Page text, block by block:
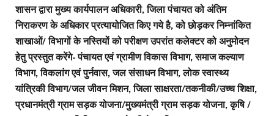
शासन द्वारा मुख्य कार्यपालन अधिकारी, जिला पंचायत को अंतिम
निराकरण के अधिकार प्रत्यायोजित किए गये है, को छोड़कर निम्नांकित
शाखाओं/ विभागों के नस्तियों को परीक्षण उपरांत कलेक्टर को अनुमोदन
हेतु प्रस्तुत करेंगे- पंचायत एवं ग्रामीण विकास विभाग, समाज कल्याण
विभाग, विकलांग एवं पुर्नवास, जल संसाधन विभाग, लोक स्वास्थ्य
यांत्रिकी विभाग/जल जीवन मिशन, जिला साक्षरता/तकनीकी/उच्च शिक्षा,
प्रधानमंत्री ग्राम सड़क योजना/मुख्यमंत्री ग्राम सड़क योजना, कृषि /